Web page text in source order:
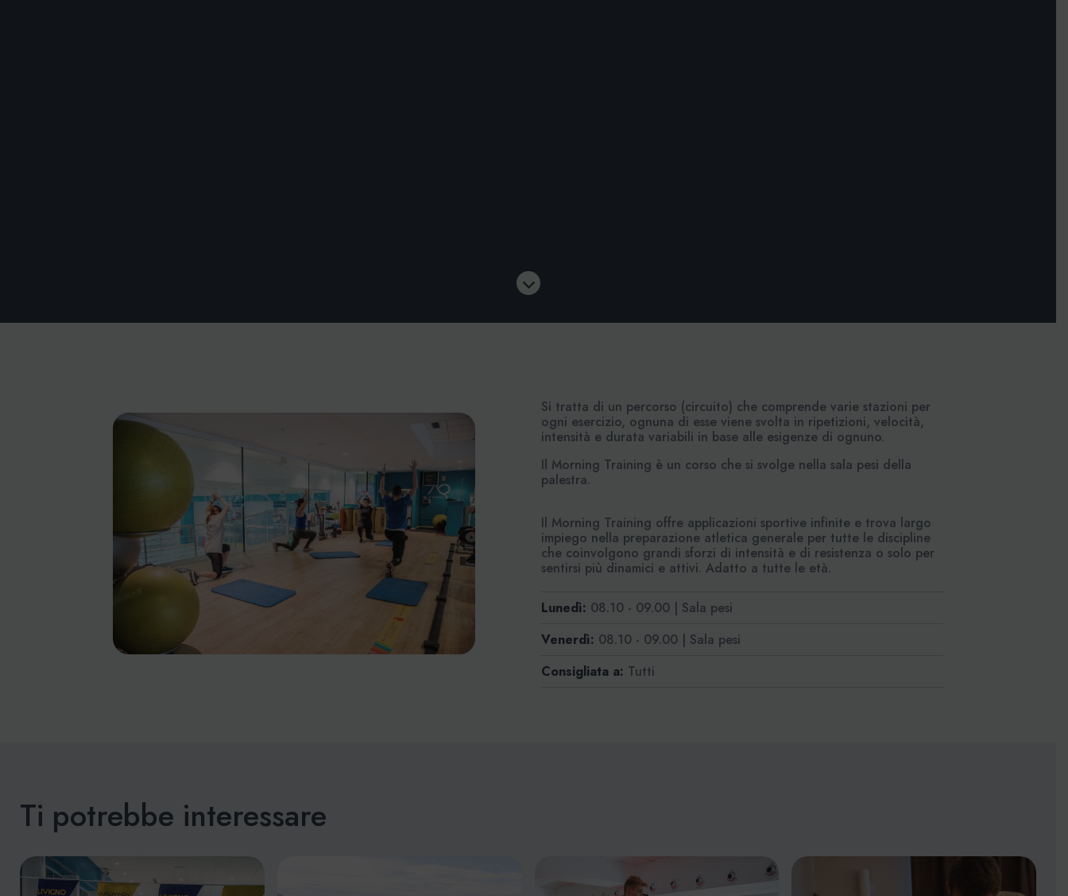
Si tratta di un percorso (circuito) che comprende varie stazioni per
ogni esercizio, ognuna di esse viene svolta in ripetizioni, velocità,
intensità e durata variabili in base alle esigenze di ognuno.
Il Morning Training è un corso che si svolge nella sala pesi della
palestra.
Il Morning Training offre applicazioni sportive infinite e trova largo
impiego nella preparazione atletica generale per tutte le discipline
che coinvolgono grandi sforzi di intensità e di resistenza o solo per
sentirsi più dinamici e attivi. Adatto a tutte le età.
Lunedì: 08.10 - 09.00 | Sala pesi
Venerdì: 08.10 - 09.00 | Sala pesi
Consigliata a: Tutti
Ti potrebbe interessare